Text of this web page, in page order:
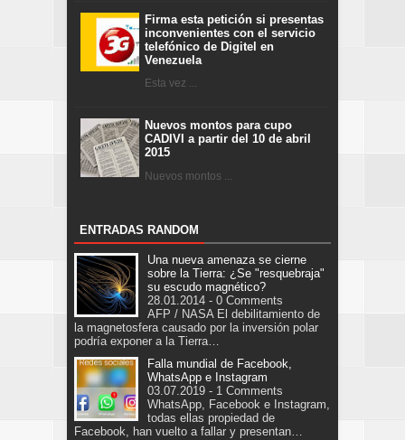
Firma esta petición si presentas
inconvenientes con el servicio
telefónico de Digitel en
Venezuela
Esta vez ...
Nuevos montos para cupo
CADIVI a partir del 10 de abril
2015
Nuevos montos ...
ENTRADAS RANDOM
Una nueva amenaza se cierne
sobre la Tierra: ¿Se "resquebraja"
su escudo magnético?
28.01.2014 - 0 Comments
AFP / NASA El debilitamiento de
la magnetosfera causado por la inversión polar
podría exponer a la Tierra…
Falla mundial de Facebook,
WhatsApp e Instagram
03.07.2019 - 1 Comments
WhatsApp, Facebook e Instagram,
todas ellas propiedad de
Facebook, han vuelto a fallar y presentan…